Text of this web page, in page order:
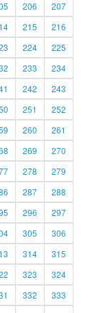
206
207
215
216
224
225
233
234
242
243
251
252
260
261
269
270
278
279
287
288
296
297
305
306
314
315
323
324
332
333